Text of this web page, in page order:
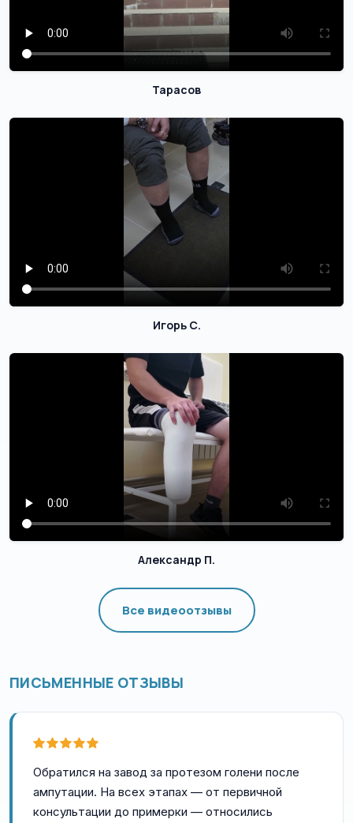
Тарасов
Игорь С.
Александр П.
Все видеоотзывы
ПИСЬМЕННЫЕ ОТЗЫВЫ
Обратился на завод за протезом голени после
ампутации. На всех этапах — от первичной
консультации до примерки — относились